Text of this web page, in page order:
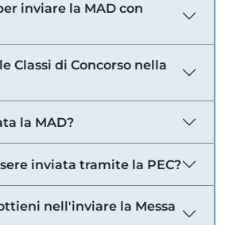
inviare la MAD con
Classi di Concorso nella
la MAD?
inviata tramite la PEC?
nell'inviare la Messa